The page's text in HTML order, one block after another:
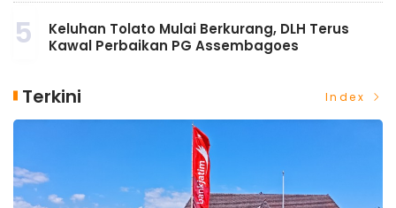
5
Keluhan Tolato Mulai Berkurang, DLH Terus
Kawal Perbaikan PG Assembagoes
Terkini Index